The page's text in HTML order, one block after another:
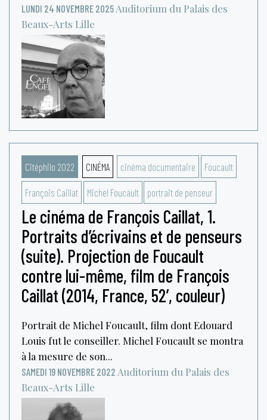
LUNDI 24 NOVEMBRE 2025 Auditorium du Palais des
Beaux-Arts Lille
Citéphilo 2022 CINÉMA cinéma documentaire Foucault
François Caillat Michel Foucault portrait de penseur
Le cinéma de François Caillat, 1.
Portraits d’écrivains et de penseurs
(suite). Projection de Foucault
contre lui-même, film de François
Caillat (2014, France, 52’, couleur)
Portrait de Michel Foucault, film dont Edouard
Louis fut le conseiller. Michel Foucault se montra
à la mesure de son...
SAMEDI 19 NOVEMBRE 2022 Auditorium du Palais des
Beaux-Arts Lille